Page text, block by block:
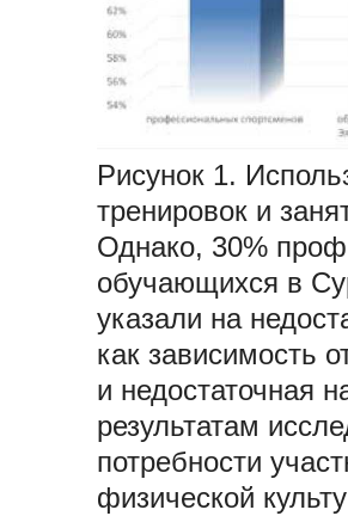
Рисунок 1.
тренировок и
Однако, 30%
обучающихся в
указали на
как зависимость
и недостаточная
результатам
потребности
физической